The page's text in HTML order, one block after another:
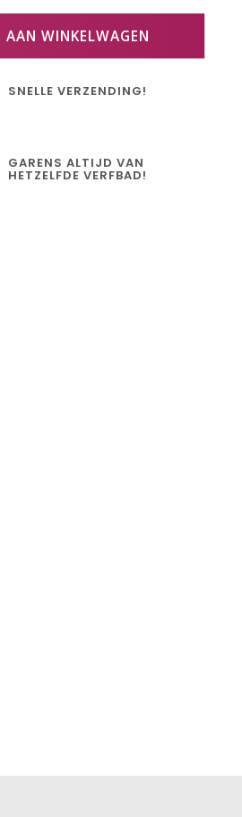
AAN WINKELWAGEN
SNELLE VERZENDING!
GARENS ALTIJD VAN
HETZELFDE VERFBAD!